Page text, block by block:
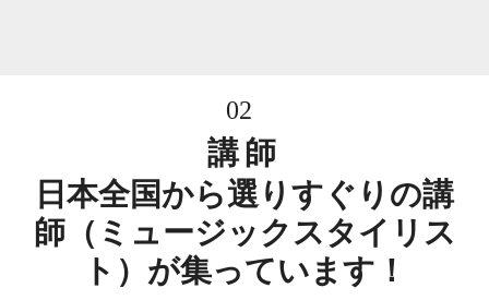
02
講師
日本全国から選りすぐりの講
師（ミュージックスタイリス
ト）が集っています！